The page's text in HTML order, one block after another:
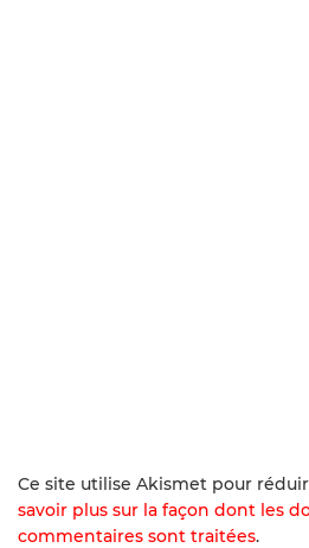
Ce site utilise Akismet pour
savoir plus sur la façon dont les
commentaires sont traitées.